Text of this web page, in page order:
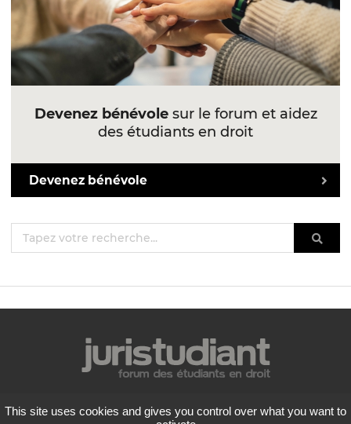
Devenez bénévolesur le forum et aidez
des étudiants en droit
Devenez bénévole
Mentions légales
This site uses cookies and gives you control over what you want to